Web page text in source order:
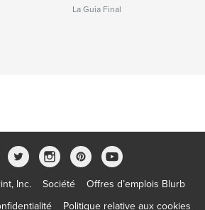
La Gui­a Final
Inc. Société
Offres d’emplois Blurb
Politique relative aux cookies